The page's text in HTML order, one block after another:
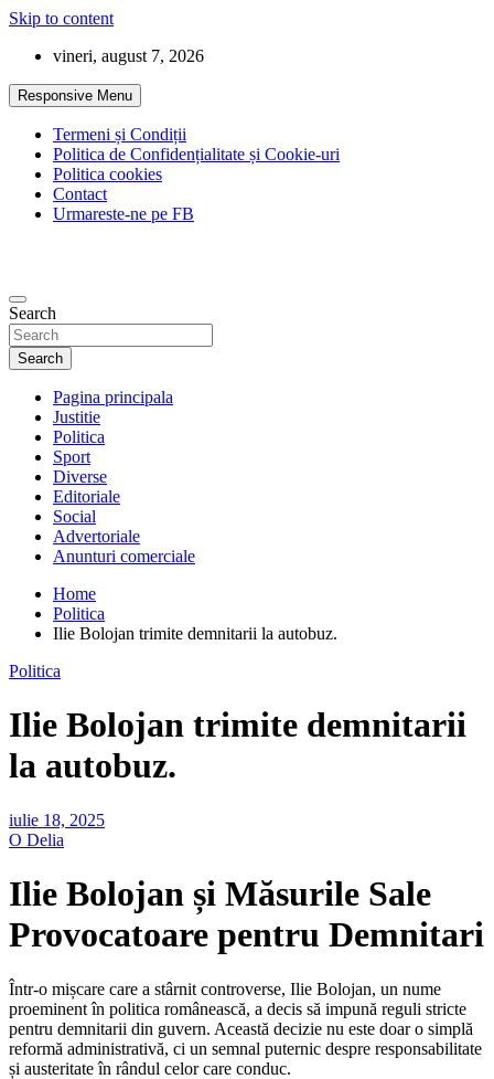
Skip to content
vineri, august 7, 2026
Responsive Menu
Termeni și Condiții
Politica de Confidențialitate și Cookie-uri
Politica cookies
Contact
Urmareste-ne pe FB
Search
Search
Pagina principala
Justitie
Politica
Sport
Diverse
Editoriale
Social
Advertoriale
Anunturi comerciale
Home
Politica
Ilie Bolojan trimite demnitarii la autobuz.
Politica
Ilie Bolojan trimite demnitarii
la autobuz.
iulie 18, 2025
O Delia
Ilie Bolojan și Măsurile Sale
Provocatoare pentru Demnitari
Într-o mișcare care a stârnit controverse, Ilie Bolojan, un nume
proeminent în politica românească, a decis să impună reguli stricte
pentru demnitarii din guvern. Această decizie nu este doar o simplă
reformă administrativă, ci un semnal puternic despre responsabilitate
și austeritate în rândul celor care conduc.